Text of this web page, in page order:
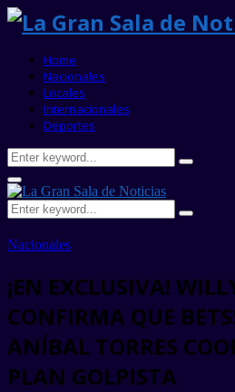
Home
Nacionales
Locales
Internacionales
Deportes
Search
for:
Search
Primary
Menu
Search
for:
Search
Nacionales
¡EN EXCLUSIVA!
CONFIRMA QUE
ANÍBAL TORRES
PLAN GOLPISTA